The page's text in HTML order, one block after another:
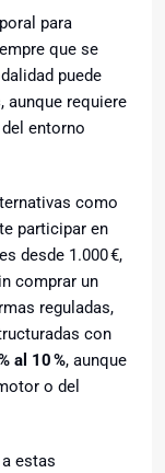
para
que se
puede
, aunque requiere
entorno
como
participar en
desde 1.000 €,
comprar un
reguladas,
con
al 10%, aunque
o del
estas